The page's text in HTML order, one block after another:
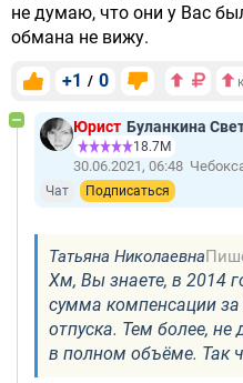
не думаю, что они у Вас
обмана не вижу.
+1 / 0
Юрист Буланкина
18.7М
30.06.2021, 06:48
Чат Подписаться
Татьяна Николаевна
Хм, Вы знаете, в 2014
сумма компенсации
отпуска. Тем более,
в полном объёме. Так